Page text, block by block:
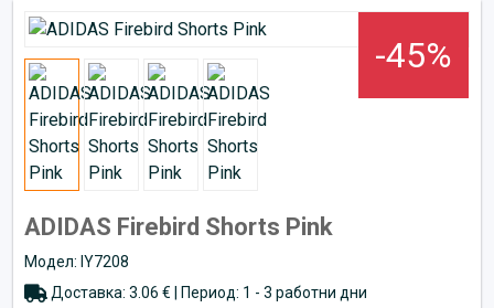
-45%
ADIDAS Firebird Shorts Pink
Модел: IY7208
Доставка: 3.06 € | Период: 1 - 3 работни дни